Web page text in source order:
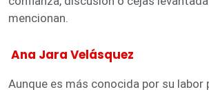
mencionan.
Ana Jara Velásquez
Aunque es más conocida por su